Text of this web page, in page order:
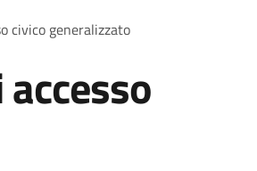
civico generalizzato